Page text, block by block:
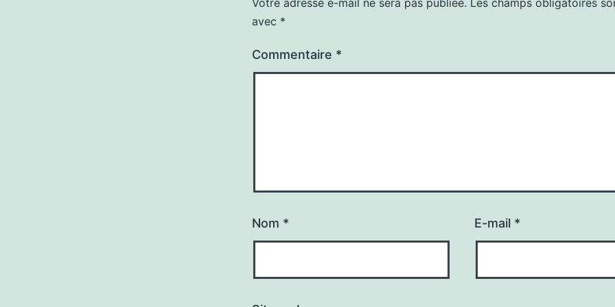
Votre adresse e-mail ne sera pas publiée. Les champs obligatoires
avec *
Commentaire *
Nom * E-mail *